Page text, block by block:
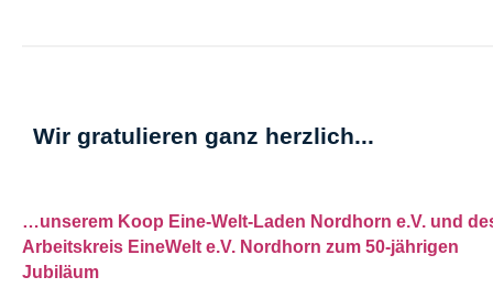
Wir gratulieren ganz herzlich...
…unserem Koop Eine-Welt-Laden Nordhorn e.V. und
Arbeitskreis EineWelt e.V. Nordhorn zum 50-jährigen
Jubiläum